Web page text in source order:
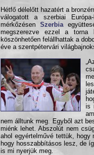
Hétfő délelőtt hazatért a
válogatott a szerbiai
mérkőzésen Szerbia
megszerezve ezzel a torna
köszönhetően felállhattak a
éve a szentpétervári
is
nem álltunk meg. Egyből azt
miénk lehet. Abszolút nem
ahol egyértelművé tettük, hogy
hogy hosszabbításos lesz, de
is mi nyerjük meg.